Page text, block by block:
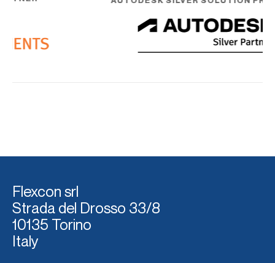
Flexcon srl
Strada del Drosso 33/8
10135 Torino
Italy